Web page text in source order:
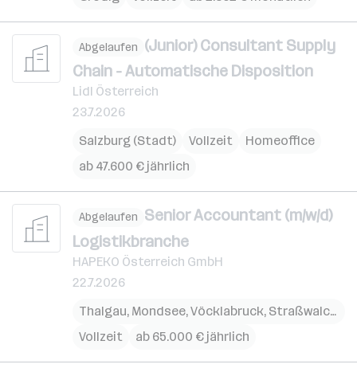
Abgelaufen (Junior) Consultant Supply
Chain - Automatische Disposition
Lidl Österreich
23.7.2026
Salzburg (Stadt)
Vollzeit
Homeoffice
ab 47.600 € jährlich
Abgelaufen Senior Accountant (m/w/d)
Logistikbranche
HAPEKO Österreich GmbH
22.7.2026
Thalgau, Mondsee,Vöcklabruck, Straßwalchen
Vollzeit
ab 65.000 € jährlich